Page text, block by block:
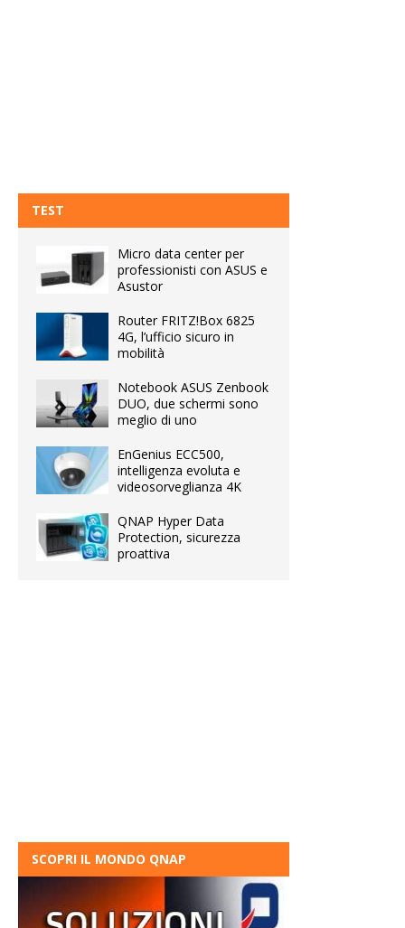
TEST
Micro data center per
professionisti con ASUS e
Asustor
Router FRITZ!Box 6825
4G, l’ufficio sicuro in
mobilità
Notebook ASUS Zenbook
DUO, due schermi sono
meglio di uno
EnGenius ECC500,
intelligenza evoluta e
videosorveglianza 4K
QNAP Hyper Data
Protection, sicurezza
proattiva
SCOPRI IL MONDO QNAP